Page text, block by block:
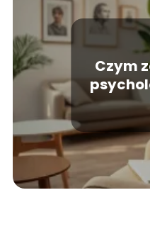
Czym
pomocy i